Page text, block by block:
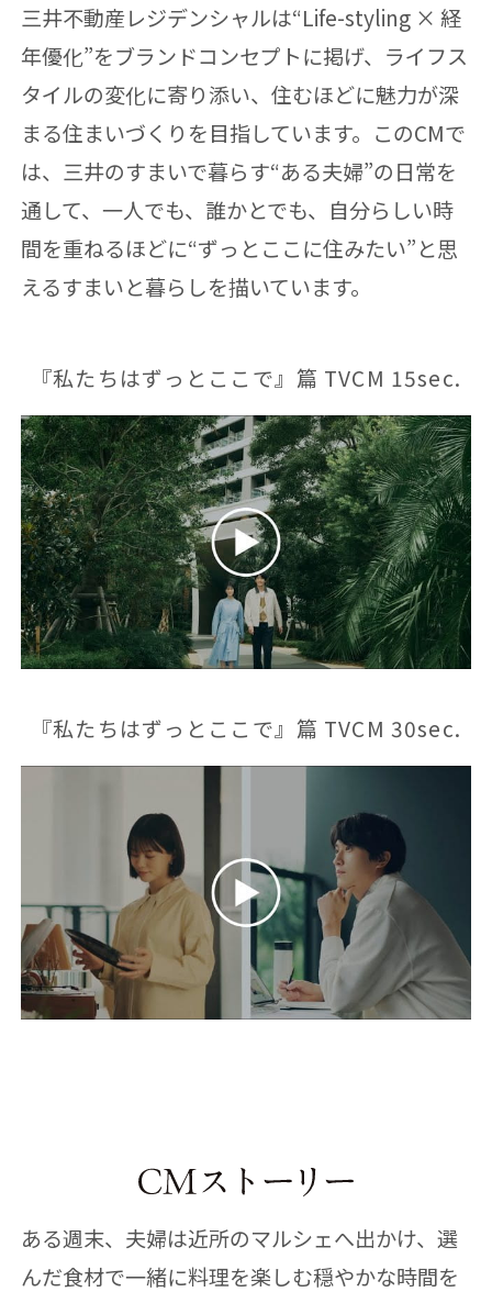
三井不動産レジデンシャルは“Life-styling × 経
年優化”をブランドコンセプトに掲げ、ライフス
タイルの変化に寄り添い、住むほどに魅力が深
まる住まいづくりを目指しています。このCMで
は、三井のすまいで暮らす“ある夫婦”の日常を
通して、一人でも、誰かとでも、自分らしい時
間を重ねるほどに“ずっとここに住みたい”と思
えるすまいと暮らしを描いています。
『私たちはずっとここで』篇 TVCM 15sec.
『私たちはずっとここで』篇 TVCM 30sec.
ある週末、夫婦は近所のマルシェへ出かけ、選
んだ食材で一緒に料理を楽しむ穏やかな時間を